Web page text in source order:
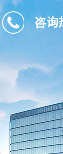
咨询